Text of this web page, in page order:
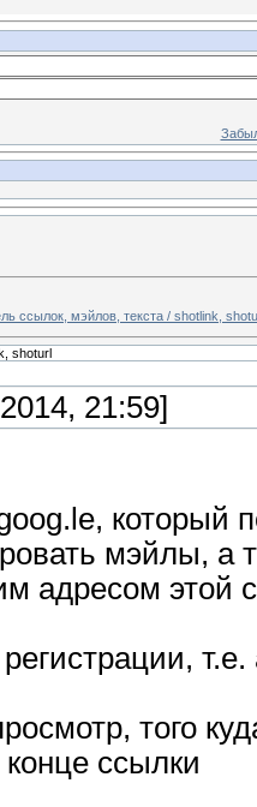
ссылок, мэйлов, текста / shotlink,
shoturl
21:59]
который
мэйлы, а
адресом этой
того
ссылки